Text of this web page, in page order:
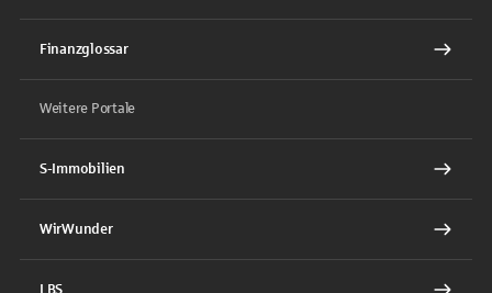
Finanzglossar
Weitere Portale
S-Immobilien
WirWunder
LBS